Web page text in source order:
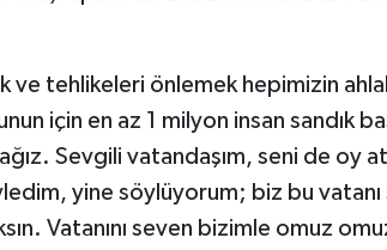
ve tehlikeleri önlemek hepimizin
için en az 1 milyon insan sandık
Sevgili vatandaşım, seni de oy
yine söylüyorum; biz bu
Vatanını seven bizimle omuz